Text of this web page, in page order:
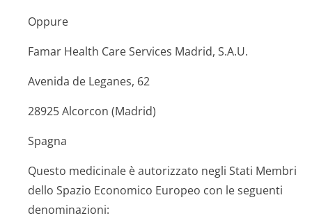
Oppure
Famar Health Care Services Madrid, S.A.U.
Avenida de Leganes, 62
28925 Alcorcon (Madrid)
Spagna
Questo medicinale è autorizzato negli Stati Membri
dello Spazio Economico Europeo con le seguenti
denominazioni: